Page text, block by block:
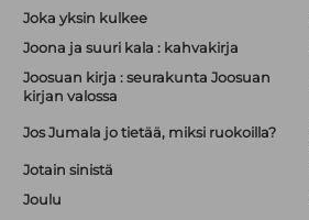
Joka yksin kulkee
Joona ja suuri kala : kahvakirja
Joosuan kirja : seurakunta Joosuan
kirjan valossa
Jos Jumala jo tietää, miksi ruokoilla?
Jotain sinistä
Joulu